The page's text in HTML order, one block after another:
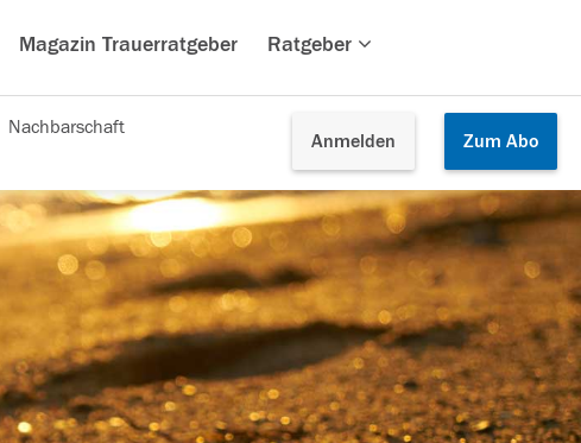
Magazin Trauerratgeber Ratgeber
Anmelden Zum Abo
Nachbarschaft